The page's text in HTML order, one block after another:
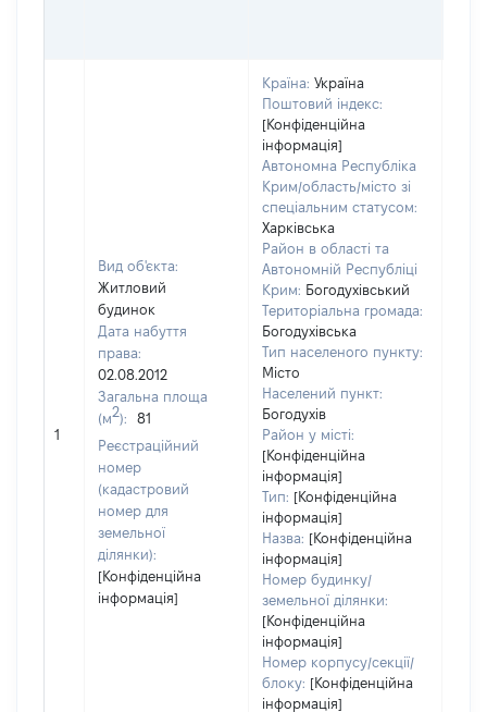
1
Вид об'єкта:
Житловий
будинок
Дата набуття
права:
02.08.2012
Загальна площа
(м2):
81
Реєстраційний
номер
(кадастровий
номер для
земельної
ділянки):
[Конфіденційна
інформація]
Країна: Україна
Поштовий індекс:
[Конфіденційна
інформація]
Автономна Республіка
Крим/область/місто зі
спеціальним статусом:
Харківська
Район в області та
Автономній Республіці
Крим: Богодухівський
Територіальна громада:
Богодухівська
Тип населеного пункту:
Місто
Населений пункт:
Богодухів
Район у місті:
[Конфіденційна
інформація]
Тип: [Конфіденційна
інформація]
Назва: [Конфіденційна
інформація]
Номер будинку/
земельної ділянки:
[Конфіденційна
інформація]
Номер корпусу/секції/
блоку: [Конфіденційна
інформація]